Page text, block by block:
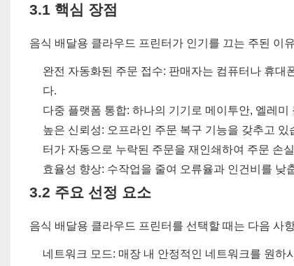
3.1 핵심 장점
음식 배달용 클라우드 프린터가 인기를 끄는 주된 이
완전 자동화된 주문 접수: 판매자는 컴퓨터나 휴대
다.
다중 플랫폼 통합: 하나의 기기로 메이투안, 엘레
높은 신뢰성: 오프라인 주문 복구 기능을 갖추고
터가 자동으로 누락된 주문을 재인쇄하여 주문 손
효율성 향상: 수작업을 줄여 오류율과 인건비를 낮
3.2 주요 선정 요소
음식 배달용 클라우드 프린터를 선택할 때는 다음 사
네트워크 모드: 매장 내 안정적인 네트워크를 원